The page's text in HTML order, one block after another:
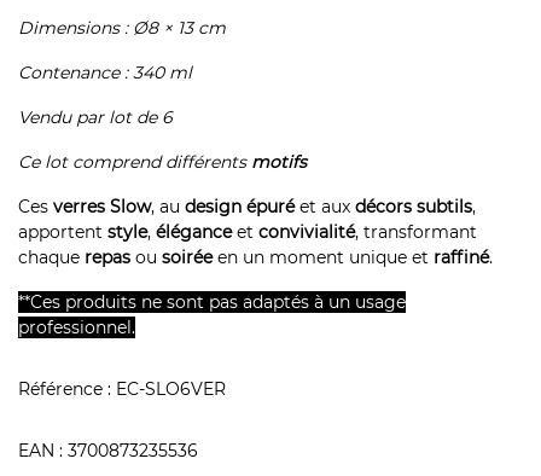
Dimensions : Ø8 × 13 cm
Contenance : 340 ml
Vendu par lot de 6
Ce lot comprend différents motifs
Ces verres Slow, au design épuréet aux décors subtils,
apportent style, éléganceet convivialité, transformant
chaque repas ou soiréeen un moment unique et raffiné.
**Ces produits ne sont pas adaptés à un usage
professionnel.
Référence : EC-SLO6VER
EAN : 3700873235536